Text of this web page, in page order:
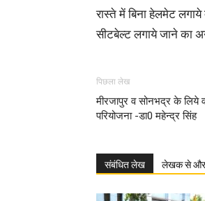
रास्ते में बिना हेलमेट
सीटबेल्ट लगाये जाने का
पिछला लेख
मीरजापुर व सोनभद्र के लिये
परियोजना -डा0 महेन्द्र सिंह
संबंधित लेख लेखक से